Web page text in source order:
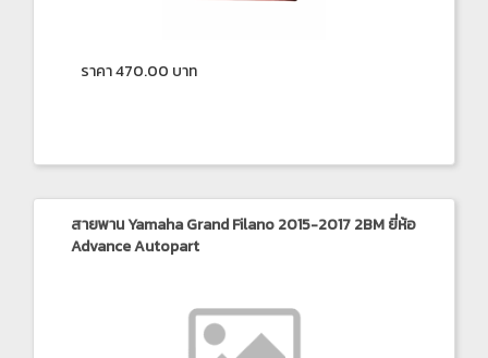
ราคา 470.00 บาท
สายพาน Yamaha Grand Filano 2015-2017 2BM ยี่ห้อ
Advance Autopart